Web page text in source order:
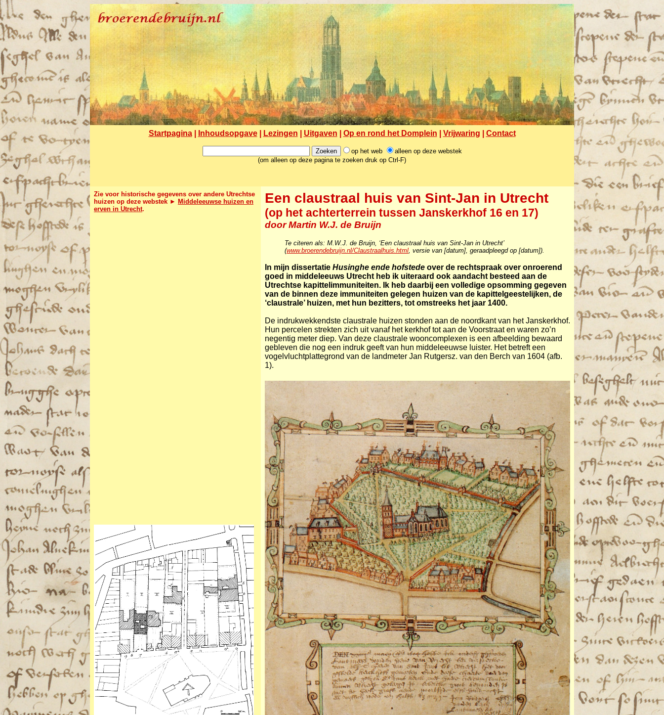
Startpagina| Inhoudsopgave| Lezingen Uitgaven Op en rond het Domplein Vrijwaring Contact
op het web
alleen op deze webstek
(om alleen op deze pagina te zoeken druk op Ctrl-F)
Zie voor historische gegevens over andere Utrechtse
huizen op deze webstek ► Middeleeuwse huizen en
erven in Utrecht.
Een claustraal huis van Sint-Jan in Utrecht
(op het achterterrein tussen Janskerkhof 16 en 17)
door Martin W.J. de Bruijn
Te citeren als: M.W.J. de Bruijn, ‘Een claustraal huis van Sint-Jan in Utrecht’
(www.broerendebruijn.nl/Claustraalhuis.html, versie van [datum], geraadpleegd op [datum]).
In mijn dissertatie Husinghe ende hofstede over de rechtspraak over onroerend
goed in middeleeuws Utrecht heb ik uiteraard ook aandacht besteed aan de
Utrechtse kapittelimmuniteiten. Ik heb daarbij een volledige opsomming gegeven
van de binnen deze immuniteiten gelegen huizen van de kapittelgeestelijken, de
‘claustrale’ huizen, met hun bezitters, tot omstreeks het jaar 1400.
De indrukwekkendste claustrale huizen stonden aan de noordkant van het Janskerkhof.
Hun percelen strekten zich uit vanaf het kerkhof tot aan de Voorstraat en waren zo’n
negentig meter diep. Van deze claustrale wooncomplexen is een afbeelding bewaard
gebleven die nog een indruk geeft van hun middeleeuwse luister. Het betreft een
vogelvluchtplattegrond van de landmeter Jan Rutgersz. van den Berch van 1604 (afb.
1).